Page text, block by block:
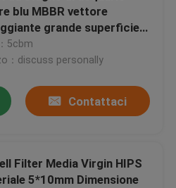
blu MBBR vettore
grande superficie
M3 tecnologia SBR
media
5cbm
：discuss personally
Contattaci
Filter Media Virgin HIPS
5*10mm Dimensione